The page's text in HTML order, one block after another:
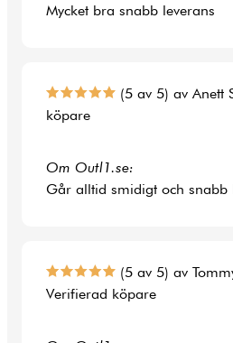
Mycket bra snabb leverans
(5 av 5) av Anett
köpare
Om Outl1.se:
Går alltid smidigt och snabb
(5 av 5) av
Verifierad köpare